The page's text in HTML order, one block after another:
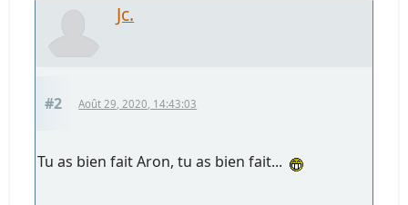
Jc.
#2 Août 29, 2020, 14:43:03
Tu as bien fait Aron, tu as bien fait...